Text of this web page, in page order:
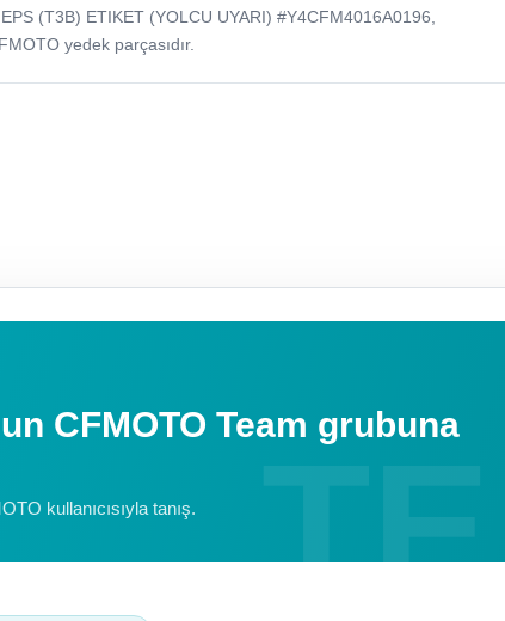
(T3B) ETIKET (YOLCU UYARI) #Y4CFM4016A0196,
yedek parçasıdır.
CFMOTO Team grubuna
kullanıcısıyla tanış.